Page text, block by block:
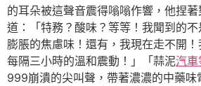
的耳朵被這聲音震得嗡嗡作響，他捏
道：「特務？酸味？等等！我聞到的
膨脹的焦慮味！還有，我現在走不開
每隔三小時的溫和震動！」「蒜泥汽車
999崩潰的尖叫聲，帶著濃濃的中藥味